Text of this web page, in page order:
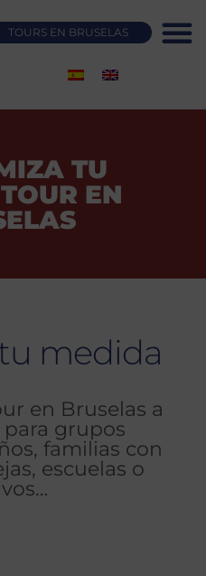
TOURS EN BRUSELAS
TU
EN
medida
en Bruselas a
grupos
familias con
escuelas o